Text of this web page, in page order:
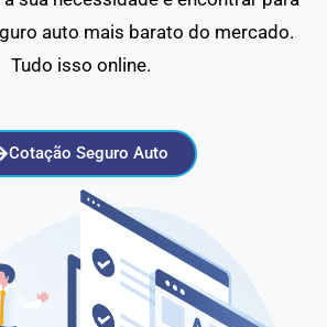
auto mais barato do mercado.
Tudo isso online.
Cotação Seguro Auto